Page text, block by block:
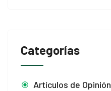
panel
Categorías
Artículos de Opinión